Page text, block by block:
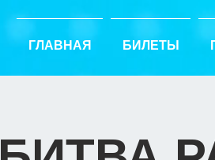
ГЛАВНАЯ БИЛЕТЫ